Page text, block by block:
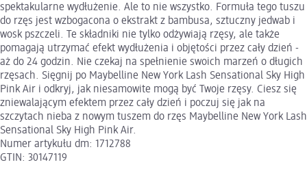
spektakularne wydłużenie. Ale to nie wszystko. Formuła tego tuszu
do rzęs jest wzbogacona o ekstrakt z bambusa, sztuczny jedwab i
wosk pszczeli. Te składniki nie tylko odżywiają rzęsy, ale także
pomagają utrzymać efekt wydłużenia i objętości przez cały dzień -
aż do 24 godzin. Nie czekaj na spełnienie swoich marzeń o długich
rzęsach. Sięgnij po Maybelline New York Lash Sensational Sky High
Pink Air i odkryj, jak niesamowite mogą być Twoje rzęsy. Ciesz się
zniewalającym efektem przez cały dzień i poczuj się jak na
szczytach nieba z nowym tuszem do rzęs Maybelline New York Lash
Sensational Sky High Pink Air.
Numer artykułu dm: 1712788
GTIN: 30147119